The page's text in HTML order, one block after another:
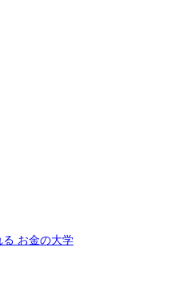
お金の大学